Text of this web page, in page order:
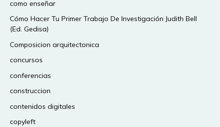
como enseñar
Cómo Hacer Tu Primer Trabajo De Investigación Judith Bell
(Ed. Gedisa)
Composicion arquitectonica
concursos
conferencias
construccion
contenidos digitales
copyleft